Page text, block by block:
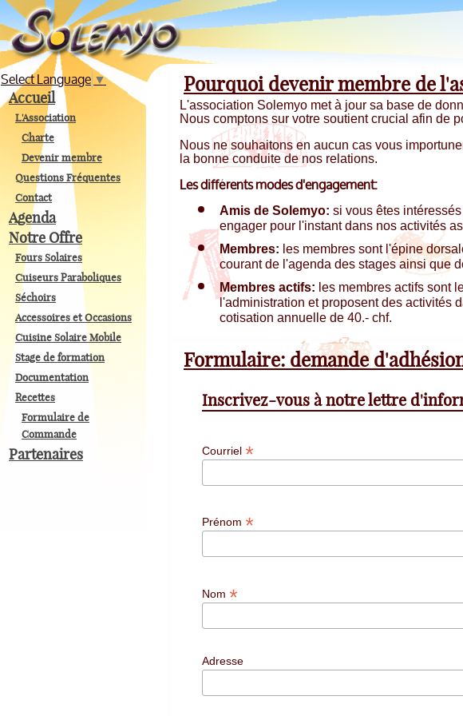
Select Language▼
Accueil
L'Association
Charte
Devenir membre
Questions Fréquentes
Contact
Agenda
Notre Offre
Fours Solaires
Cuiseurs Paraboliques
Séchoirs
Accessoires et Occasions
Cuisine Solaire Mobile
Stage de formation
Documentation
Recettes
Formulaire de
Commande
Partenaires
Pourquoi devenir membre de
L'association Solemyo met à jour sa base de
Nous comptons sur votre soutient crucial afin de
Nous ne souhaitons en aucun cas vous
la bonne conduite de nos relations.
Les différents modes d'engagement:
Amis de Solemyo: si vous êtes
engager pour l'instant dans nos activités
Membres: les membres sont l'épine
courant de l'agenda des stages ainsi que
Membres actifs: les membres actifs sont
l'administration et proposent des activités
cotisation annuelle de 40.- chf.
Formulaire: demande
Inscrivez-vous à notre lettre
Courriel *
Prénom *
Nom *
Adresse